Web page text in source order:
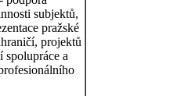
subjektů,
pražské
projektů
spolupráce a